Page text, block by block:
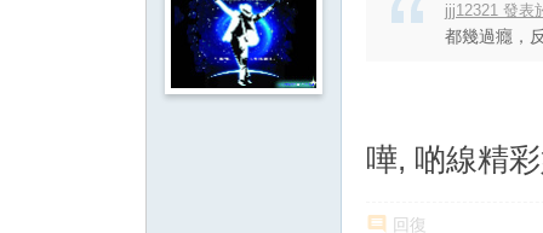
jjj12321 發表
都幾過癮，
嘩, 啲線精
回復